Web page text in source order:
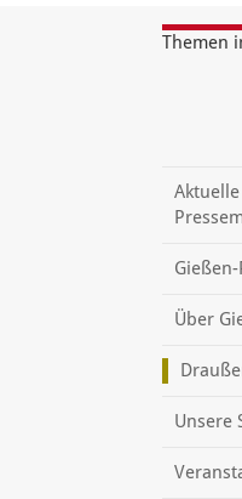
Themen
Aktuelle
Über
Unsere